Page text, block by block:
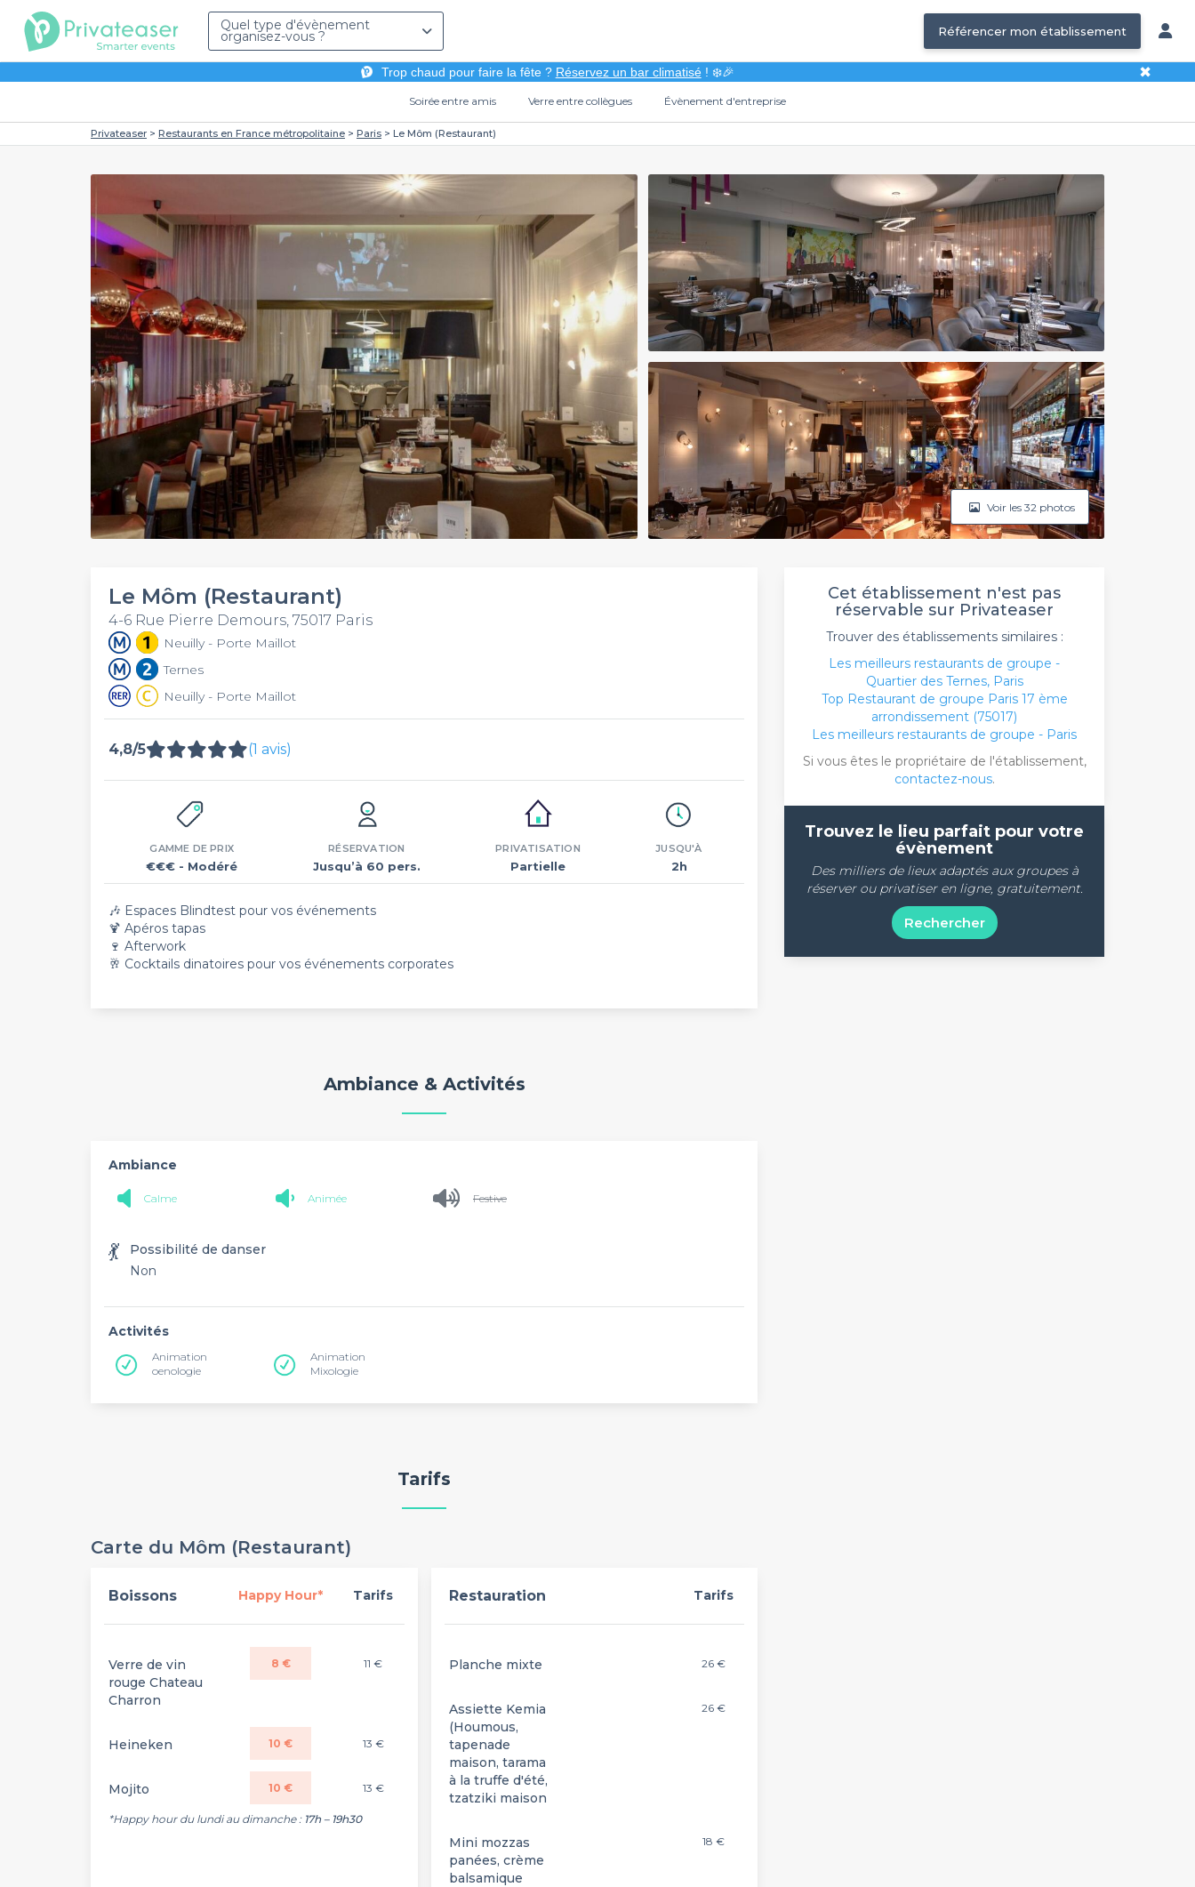
Quel type d'évènement
organisez-vous ? Référencer mon établissement
Trop chaud pour faire la fête ? Réservez un bar climatisé! ❄️🎉 ✖
Soirée entre amis Verre entre collègues Évènement d'entreprise
Privateaser Restaurants en France métropolitaine Paris Le Môm (Restaurant)
Voir les 32 photos
Le Môm (Restaurant)
4-6 Rue Pierre Demours, 75017 Paris
Neuilly - Porte Maillot
Ternes
Neuilly - Porte Maillot
4,8/5 (1 avis)
GAMME DE PRIX
€€€ - Modéré
RÉSERVATION
Jusqu’à 60 pers.
PRIVATISATION
Partielle
JUSQU'À
2h
🎶 Espaces Blindtest pour vos événements
🍹 Apéros tapas
🍷 Afterwork
🥂 Cocktails dinatoires pour vos événements corporates
Ambiance & Activités
Ambiance
Calme Animée Festive
💃
Possibilité de danser
Non
Activités
Animation
oenologie
Animation
Mixologie
Tarifs
Carte du Môm (Restaurant)
Boissons Happy Hour* Tarifs
Verre de vin
rouge Chateau
Charron
8 € 11 €
Heineken 10 € 13 €
Mojito 10 € 13 €
*Happy hour du lundi au dimanche : 17h – 19h30
Restauration Tarifs
Planche mixte 26 €
Assiette Kemia
(Houmous,
tapenade
maison, tarama
à la truffe d'été,
tzatziki maison
26 €
Mini mozzas
panées, crème
balsamique
18 €
Cet établissement n'est pas
réservable sur Privateaser
Trouver des établissements similaires :
Les meilleurs restaurants de groupe -
Quartier des Ternes, Paris
Top Restaurant de groupe Paris 17 ème
arrondissement (75017)
Les meilleurs restaurants de groupe - Paris
Si vous êtes le propriétaire de l'établissement,
contactez-nous.
Trouvez le lieu parfait pour votre
évènement
Des milliers de lieux adaptés aux groupes à
réserver ou privatiser en ligne, gratuitement.
Rechercher